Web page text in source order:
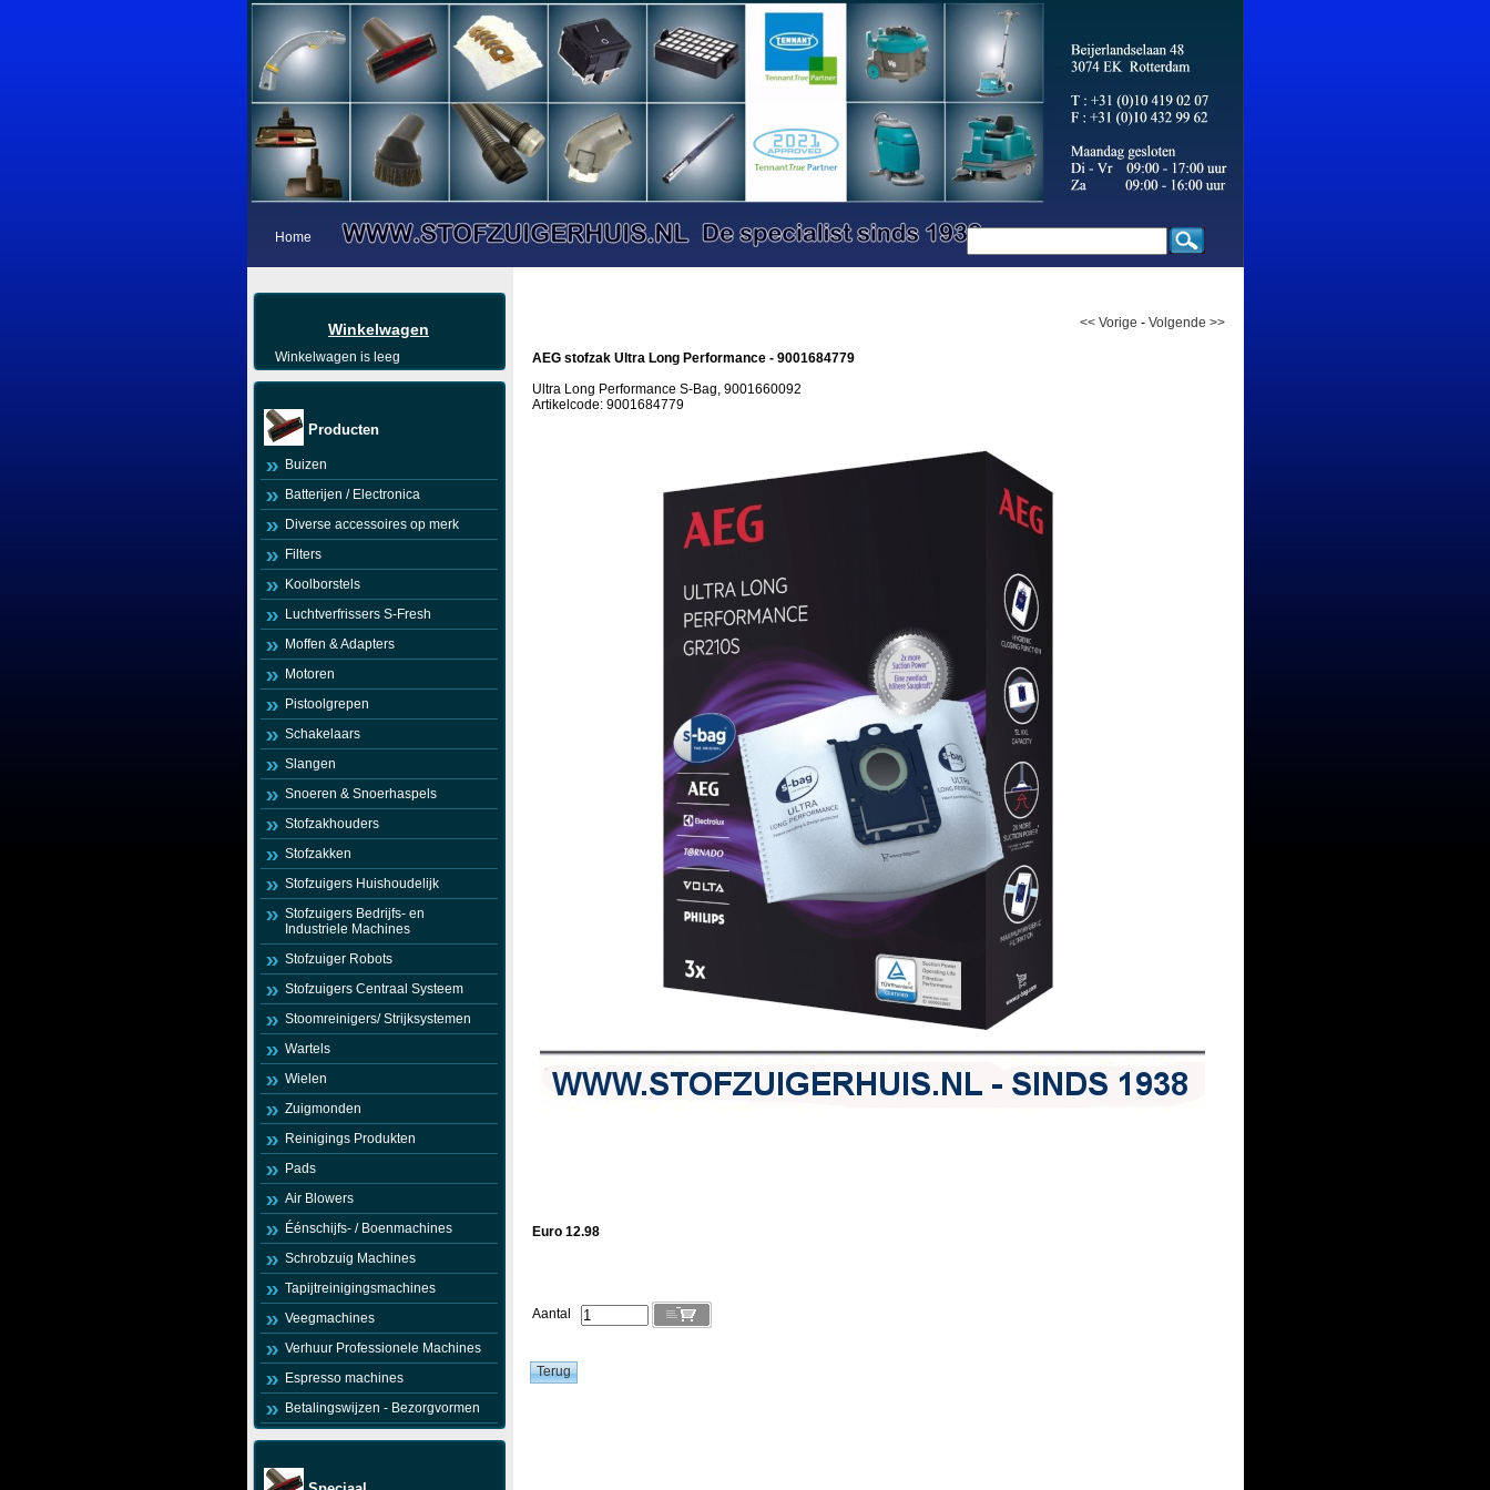
Home
Winkelwagen
Winkelwagen is leeg
Producten
Buizen
Batterijen / Electronica
Diverse accessoires op merk
Filters
Koolborstels
Luchtverfrissers S-Fresh
Moffen & Adapters
Motoren
Pistoolgrepen
Schakelaars
Slangen
Snoeren & Snoerhaspels
Stofzakhouders
Stofzakken
Stofzuigers Huishoudelijk
Stofzuigers Bedrijfs- en
Industriele Machines
Stofzuiger Robots
Stofzuigers Centraal Systeem
Stoomreinigers/ Strijksystemen
Wartels
Wielen
Zuigmonden
Reinigings Produkten
Pads
Air Blowers
Éénschijfs- / Boenmachines
Schrobzuig Machines
Tapijtreinigingsmachines
Veegmachines
Verhuur Professionele Machines
Espresso machines
Betalingswijzen - Bezorgvormen
<< Vorige - Volgende >>
AEG stofzak Ultra Long Performance - 9001684779
Ultra Long Performance S-Bag, 9001660092
Artikelcode: 9001684779
Euro 12.98
Aantal